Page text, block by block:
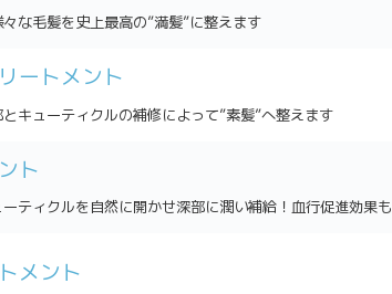
な毛髪を史上最高の”満髪”に整えます
ートメント
キューティクルの補修によって”素髪”へ整えます
ト
ティクルを自然に開かせ深部に潤い補給！血行促進効果も
メント